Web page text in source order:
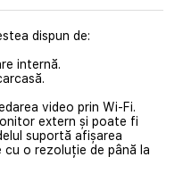
dispun de:
internă.
video prin Wi-Fi.
extern și poate fi
suportă afișarea
o rezoluție de până la